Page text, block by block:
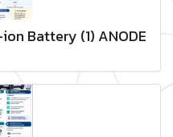
Battery (1) ANODE